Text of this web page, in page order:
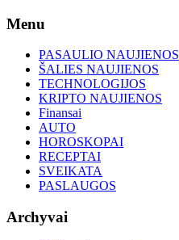
Skip
content
Menu
PASAULIO NAUJIENOS
ŠALIES NAUJIENOS
TECHNOLOGIJOS
KRIPTO NAUJIENOS
Finansai
AUTO
HOROSKOPAI
RECEPTAI
SVEIKATA
PASLAUGOS
Archyvai